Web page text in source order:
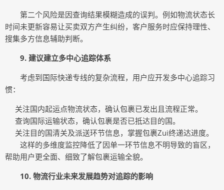
第二个风险是因查询结果模糊造成的误判。例如物流状态长
时间未更新容易让买卖双方产生纠纷，客户服务时应保持理性、
搜集多方信息辅助判断。
9. 建议建立多中心追踪体系
考虑到国际快递专线的复杂流程，用户应开发多中心追踪习
惯：
关注国内起运点物流状态，确认包裹已发出且流程正常。
查询国际运输状态，确认包裹是否已抵达目的国。
关注目的国清关及派送环节信息，掌握包裹Zui终递达进度。
这样的多维度监控降低了因单一环节信息不明导致的盲区，
帮助用户更全面、细致了解包裹运输全貌。
10. 物流行业未来发展趋势对追踪的影响